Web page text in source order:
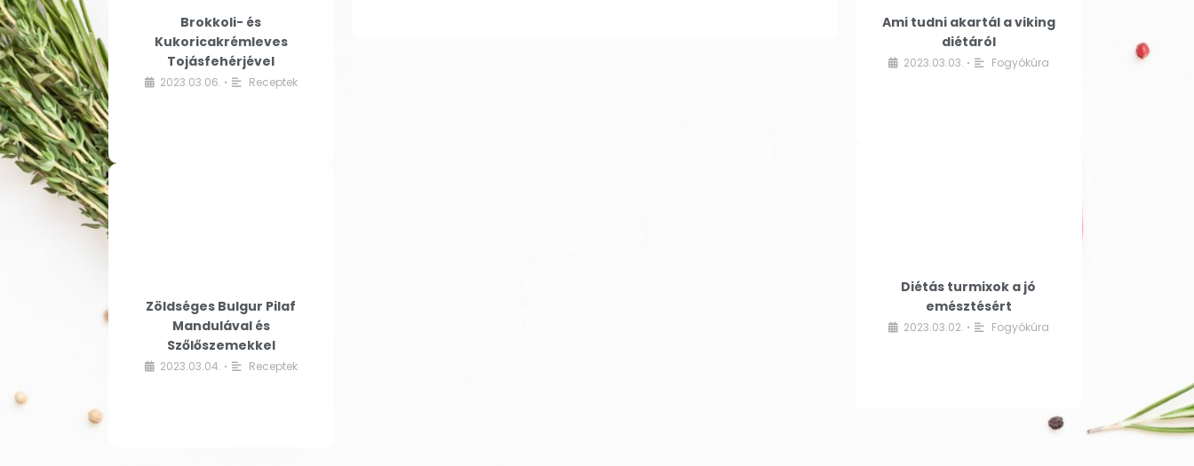
Brokkoli- és
Kukoricakrémleves
Tojásfehérjével
2023.03.06. • Receptek
Zöldséges Bulgur Pilaf
Mandulával és
Szőlőszemekkel
2023.03.04. • Receptek
Ami tudni akartál a viking
diétáról
2023.03.03. • Fogyókúra
Diétás turmixok a jó
emésztésért
2023.03.02. • Fogyókúra